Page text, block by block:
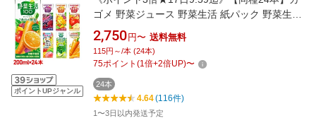
ポイントUPジャンル
ゴメ 野菜ジュース 野菜生活 紙パック 野菜生活
100 ジュース フルーツ 200ml オリジナル ベリ
ーサラダ マンゴーサラダ アップルサラダ 朝の
フルーツこれ一本 グリーンサラダ にんじんジ
2,750 円〜 送料無料
115円～/本 (24本)
75ポイント (1倍+2倍UP)〜
24本
4.64(116件)
1〜3日以内発送予定